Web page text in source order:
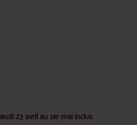
23 avril au 1er mai inclus.